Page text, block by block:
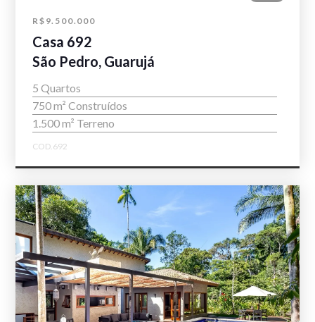
R$9.500.000
Casa 692
São Pedro, Guarujá
5 Quartos
750 m² Construídos
1.500 m² Terreno
COD.692